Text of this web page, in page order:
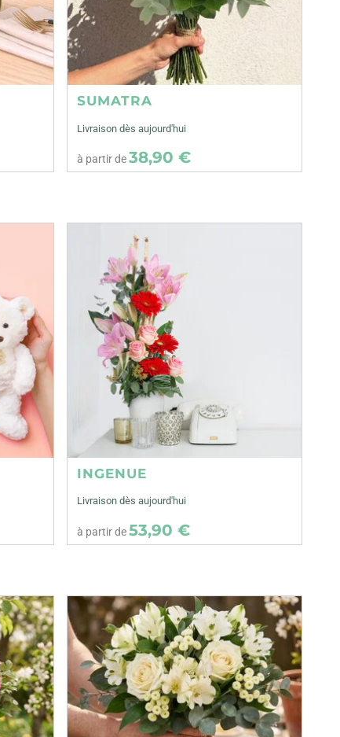
SUMATRA
Livraison dès aujourd'hui
à partir de38,90 €
INGENUE
Livraison dès aujourd'hui
à partir de53,90 €